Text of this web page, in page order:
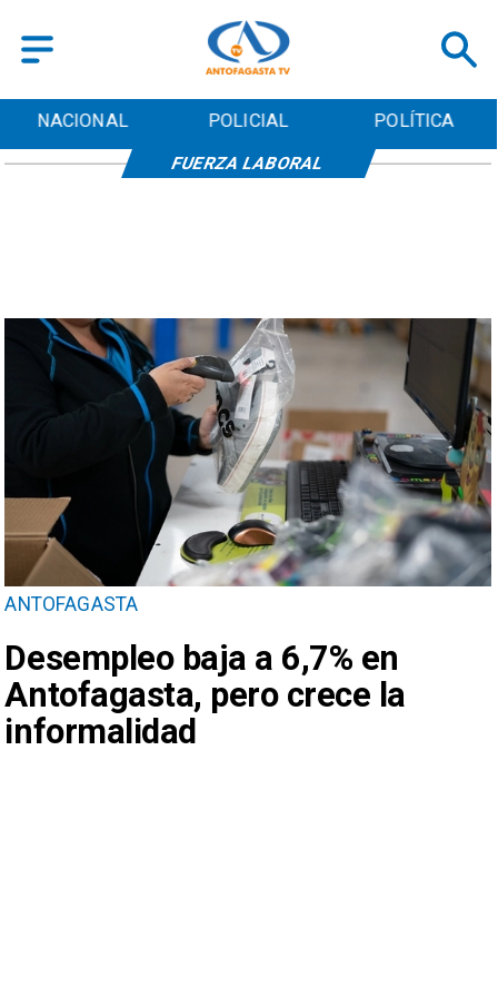
NACIONAL POLICIAL POLÍTICA
ANTOFAGASTA
Desempleo baja a 6,7% en
Antofagasta, pero crece la
informalidad
FUERZA LABORAL